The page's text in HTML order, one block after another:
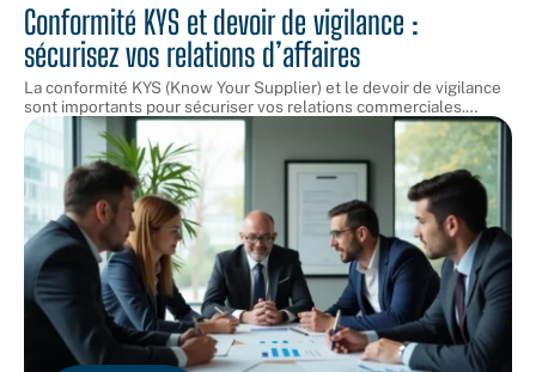
Conformité KYS et devoir de vigilance :
sécurisez vos relations d’affaires
La conformité KYS (Know Your Supplier) et le devoir de vigilance
sont importants pour sécuriser vos relations commerciales.…